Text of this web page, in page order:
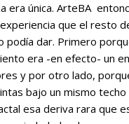
era única. ArteBA
que el resto
podía dar. Primero
era -en efecto- un
y por otro lado,
bajo un mismo techo
esa deriva rara que